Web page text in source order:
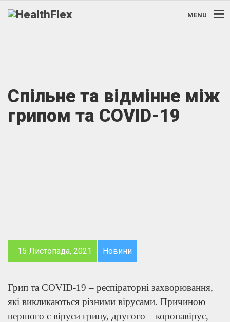
MENU
Спільне та відмінне між
грипом та COVID-19
15 Листопада, 2021 Новини
Грип та COVID-19 – респіраторні захворювання,
які викликаються різними вірусами. Причиною
першого є віруси грипу, другого – коронавірус,